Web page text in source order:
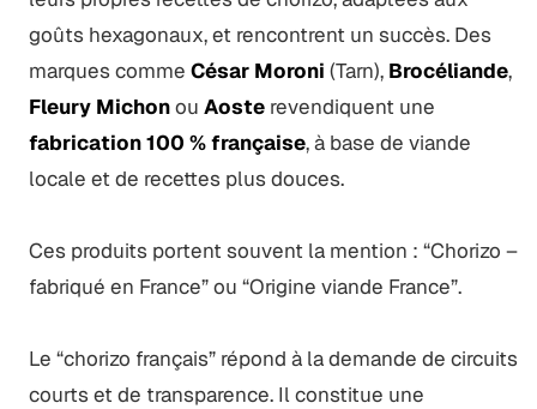
goûts hexagonaux, et rencontrent un succès. Des
marques comme César Moroni (Tarn), Brocéliande,
Fleury Michonou Aosterevendiquent une
fabrication 100 % française, à base de viande
locale et de recettes plus douces.
Ces produits portent souvent la mention : “Chorizo –
fabriqué en France” ou “Origine viande France”.
Le “chorizo français” répond à la demande de circuits
courts et de transparence. Il constitue une